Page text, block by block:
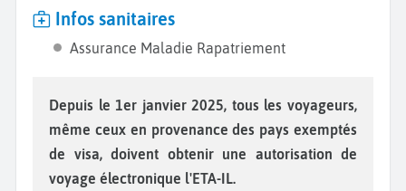
Infos sanitaires
Assurance Maladie Rapatriement
Depuis le 1er janvier 2025, tous les voyageurs,
même ceux en provenance des pays exemptés
de visa, doivent obtenir une autorisation de
voyage électronique l'ETA-IL.